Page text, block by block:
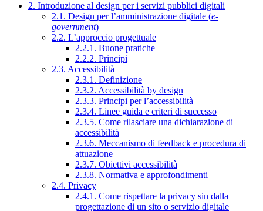
2. Introduzione al design per i servizi pubblici digitali
2.1. Design per l’amministrazione digitale (e-
government)
2.2. L’approccio progettuale
2.2.1. Buone pratiche
2.2.2. Principi
2.3. Accessibilità
2.3.1. Definizione
2.3.2. Accessibilità by design
2.3.3. Principi per l’accessibilità
2.3.4. Linee guida e criteri di successo
2.3.5. Come rilasciare una dichiarazione di
accessibilità
2.3.6. Meccanismo di feedback e procedura di
attuazione
2.3.7. Obiettivi accessibilità
2.3.8. Normativa e approfondimenti
2.4. Privacy
2.4.1. Come rispettare la privacy sin dalla
progettazione di un sito o servizio digitale